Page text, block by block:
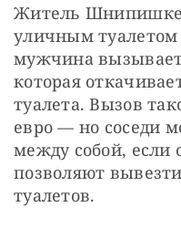
Житель
уличным
мужчина
которая
туалета. Вызов
евро — но соседи
между собой, если
позволяют
туалетов.